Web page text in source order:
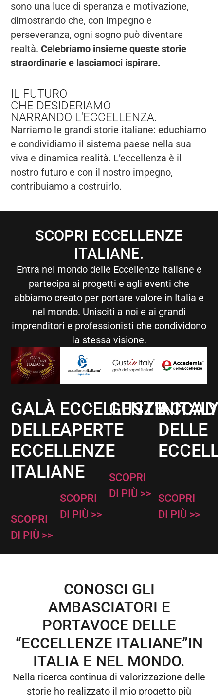
sono una luce di speranza e motivazione,
dimostrando che, con impegno e
perseveranza, ogni sogno può diventare
realtà.Celebriamo insieme queste storie
straordinarie e lasciamoci ispirare.
IL FUTURO
CHE DESIDERIAMO
NARRANDO L'ECCELLENZA.
Narriamo le grandi storie italiane: educhiamo
e condividiamo il sistema paese nella sua
viva e dinamica realità. L’eccellenza è il
nostro futuro e con il nostro impegno,
contribuiamo a costruirlo.
SCOPRI ECCELLENZE
ITALIANE.
Entra nel mondo delle Eccellenze Italiane e
partecipa ai progetti e agli eventi che
abbiamo creato per portare valore in Italia e
nel mondo. Unisciti a noi e ai grandi
imprenditori e professionisti che condividono
la stessa visione.
GALÀ
DELLE
ECCELLENZE
ITALIANE
SCOPRI
DI PIÙ >>
ECCELLENZE
APERTE
SCOPRI
DI PIÙ >>
GUST'INITALY
SCOPRI
DI PIÙ >>
DELLE
SCOPRI
DI PIÙ >>
CONOSCI GLI
AMBASCIATORI E
PORTAVOCE DELLE
“ECCELLENZE ITALIANE”IN
ITALIA E NEL MONDO.
Nella ricerca continua di valorizzazione delle
storie ho realizzato il mio progetto più